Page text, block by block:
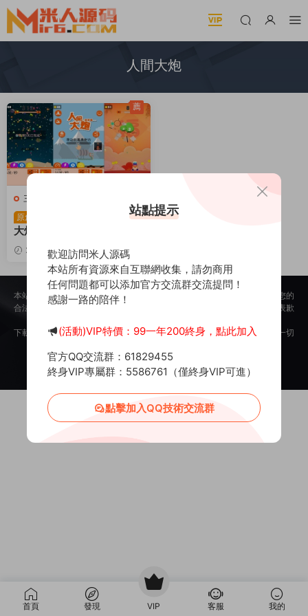
人間大炮
三網H5小遊戲
原創
三網H5小遊戲【人間
大炮】Win一鍵服務端+Linu
x手工服務端+視頻架設教程
2026-05-08 336
薦
本站所提供的内容均來自公開網絡收集、轉發、二次開發而來，若侵犯了您的
合法權益，請來信通知我們，我們會及時删除，給您帶來的不便，我們深表歉
下載用戶僅供學習交流，若使用商業用途，請購買正版授權，否則産生的一切
Copyright © 2012-2025 MiR6.COMAll Rights Reserved
投訴郵箱： Mail@Mir6.com 蜀ICP備2022016462号-2
首頁 發現 VIP 客服 我的
站點提示
歡迎訪問米人源碼
本站所有資源來自互聯網收集，請勿商用
任何問題都可以添加官方交流群交流提問！
感謝一路的陪伴！
(活動)VIP特價：99一年200終身，點此加入
官方QQ交流群：61829455
終身VIP專屬群：5586761（僅終身VIP可進）
點擊加入QQ技術交流群